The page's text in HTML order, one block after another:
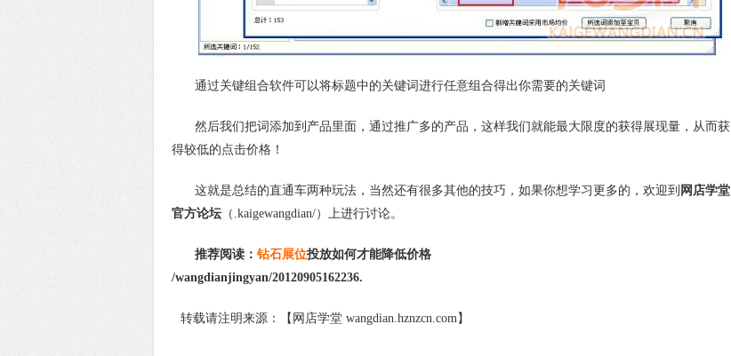
通过关键组合软件可以将标题中的关键词进行任意组合得出你需要的关键词
然后我们把词添加到产品里面，通过推广多的产品，这样我们就能最大限度的获得展现量，从而获
得较低的点击价格！
这就是总结的直通车两种玩法，当然还有很多其他的技巧，如果你想学习更多的，欢迎到 网店学堂
官方论坛 （.kaigewangdian/）上进行讨论。
推荐阅读： 钻石展位投放如何才能降低价格
/wangdianjingyan/20120905162236.
转载请注明来源：【网店学堂 wangdian.hznzcn.com】